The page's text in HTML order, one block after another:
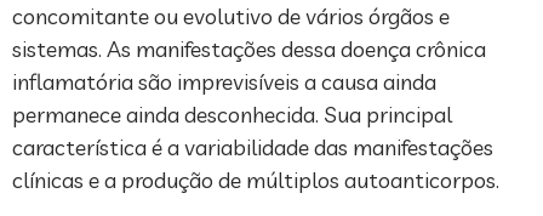
concomitante ou evolutivo de vários órgãos e
sistemas. As manifestações dessa doença crônica
inflamatória são imprevisíveis a causa ainda
permanece ainda desconhecida. Sua principal
característica é a variabilidade das manifestações
clínicas e a produção de múltiplos autoanticorpos.